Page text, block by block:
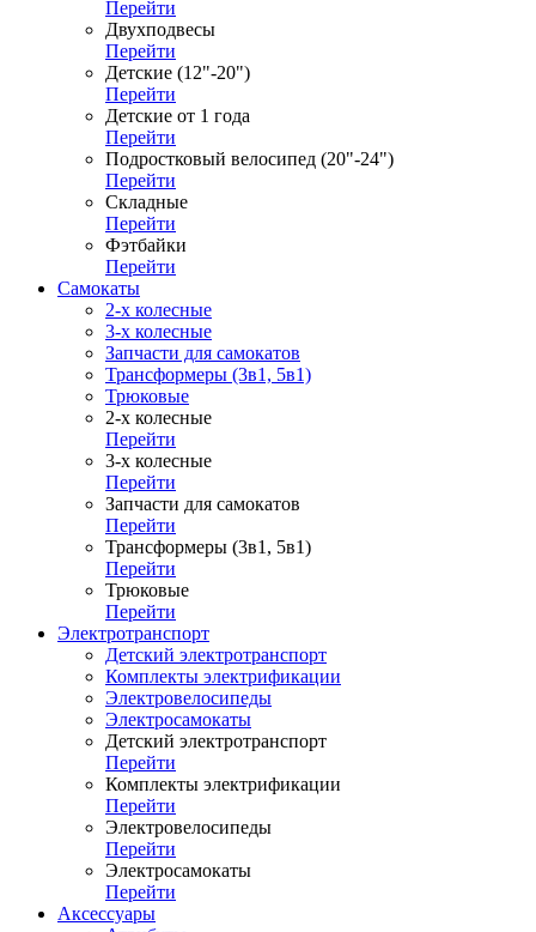
Перейти
Двухподвесы
Перейти
Детские (12"-20")
Перейти
Детские от 1 года
Перейти
Подростковый велосипед (20"-24")
Перейти
Складные
Перейти
Фэтбайки
Перейти
Самокаты
2-х колесные
3-х колесные
Запчасти для самокатов
Трансформеры (3в1, 5в1)
Трюковые
2-х колесные
Перейти
3-х колесные
Перейти
Запчасти для самокатов
Перейти
Трансформеры (3в1, 5в1)
Перейти
Трюковые
Перейти
Электротранспорт
Детский электротранспорт
Комплекты электрификации
Электровелосипеды
Электросамокаты
Детский электротранспорт
Перейти
Комплекты электрификации
Перейти
Электровелосипеды
Перейти
Электросамокаты
Перейти
Аксессуары